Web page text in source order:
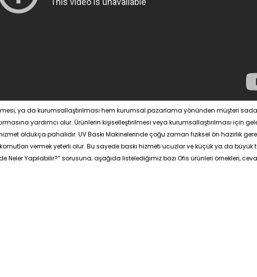
ya da kurumsallaştırılması hem kurumsal pazarlama yönünden müşteri
yardımcı olur. Ürünlerin kişiselleştirilmesi veya kurumsallaştırılması için
oldukça pahalıdır. UV Baskı Makinelerinde çoğu zaman fiziksel ön hazırlık
vermek yeterli olur. Bu sayede baskı hizmeti ucuzlar ve küçük ya da büyük
Neler Yapılabilir?” sorusuna; aşağıda listelediğimiz bazı Ofis ürünleri örnekleri,